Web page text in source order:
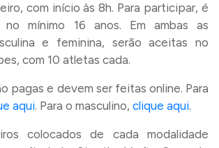
com início às 8h. Para participar, é
no mínimo 16 anos. Em ambas as
e feminina, serão aceitas no
com 10 atletas cada.
pagas e devem ser feitas online. Para
aqui. Para o masculino, clique aqui.
colocados de cada modalidade